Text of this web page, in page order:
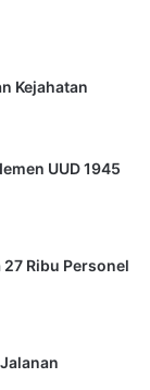
Kejahatan
UUD 1945
Ribu Personel